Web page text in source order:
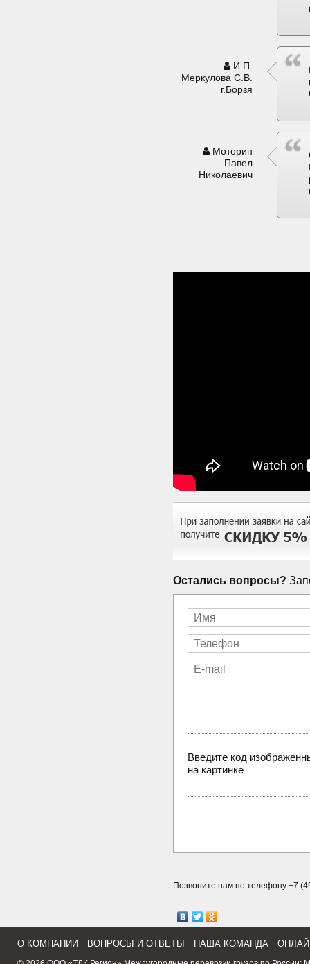
И.П.
Меркулова С.В.
г.Борзя
Моторин
Павел
Николаевич
Остались вопросы?
Введите код
на картинке
Позвоните нам по телефону +7
О КОМПАНИИ ВОПРОСЫ И ОТВЕТЫ НАША КОМАНДА